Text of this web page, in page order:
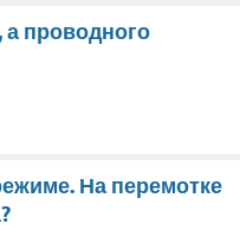
а проводного
На перемотке